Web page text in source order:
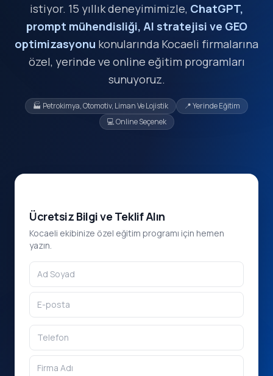
istiyor. 15 yıllık deneyimimizle, ChatGPT,
prompt mühendisliği, AI stratejisi ve GEO
optimizasyonu konularında Kocaeli firmalarına
özel, yerinde ve online eğitim programları
sunuyoruz.
🏭 Petrokimya, Otomotiv, Liman Ve Lojistik
📍 Yerinde Eğitim
💻 Online Seçenek
Ücretsiz Bilgi ve Teklif Alın
Kocaeli ekibinize özel eğitim programı için hemen
yazın.